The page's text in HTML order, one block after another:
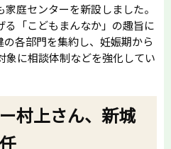
家庭センターを新設しました。
る「こどもまんなか」の趣旨に
各部門を集約し、妊娠期から
象に相談体制などを強化してい
村上さん、新城